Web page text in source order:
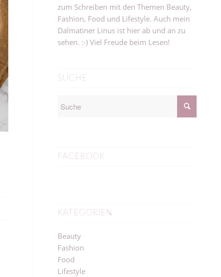
zum Schreiben mit den Themen Beauty,
Fashion, Food und Lifestyle. Auch mein
Dalmatiner Linus ist hier ab und an zu
sehen. :-) Viel Freude beim Lesen!
SUCHE
FACEBOOK
KATEGORIEN
Beauty
Fashion
Food
Lifestyle